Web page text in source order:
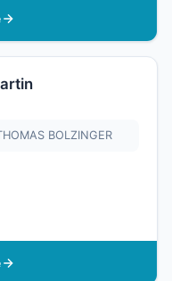
BOLZINGER